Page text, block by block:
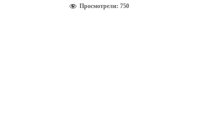
Просмотрели: 750